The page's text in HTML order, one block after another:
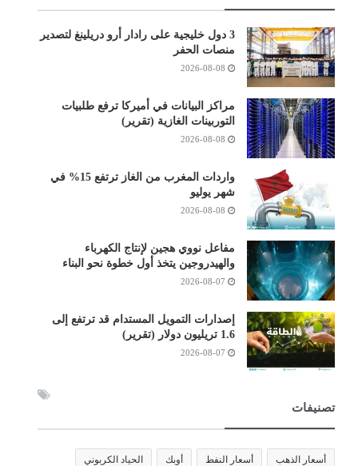
3 دول خليجية على رادار أرو دريلينغ لتصدير
منصات الحفر
2026-08-08
مراكز البيانات في أميركا ترفع طلبيات
التوربينات الغازية (تقرير)
2026-08-08
واردات المغرب من الغاز ترتفع 15% في
شهر يوليو
2026-08-08
مفاعل نووي هجين لإنتاج الكهرباء
والهيدروجين يتخذ أول خطوة نحو البناء
2026-08-07
إصدارات التمويل المستدام قد ترتفع إلى
1.6 تريليون دولار (تقرير)
2026-08-07
تصنيفات
أسعار الذهب أسعار النفط أوبك الحياد الكربوني